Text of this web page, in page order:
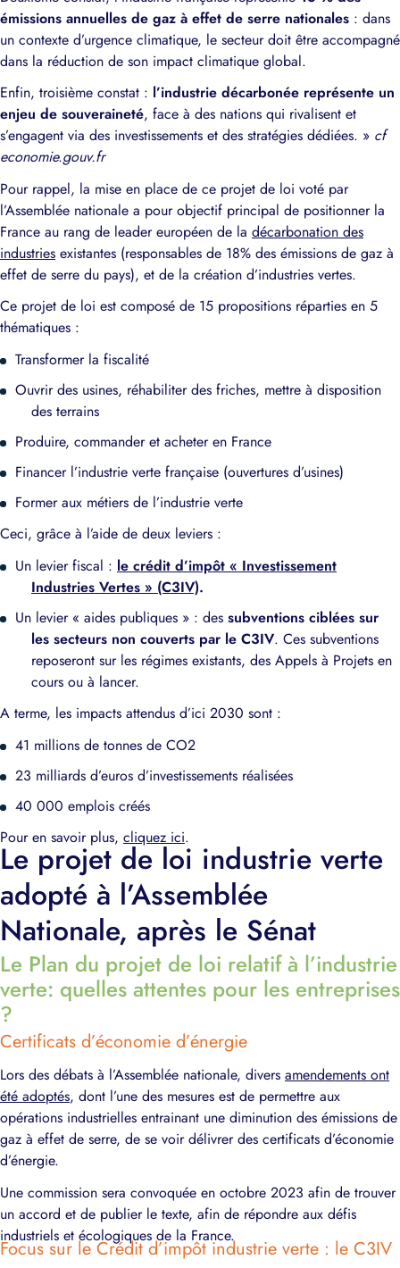
émissions annuelles de gaz à effet de serre nationales : dans
un contexte d’urgence climatique, le secteur doit être accompagné
dans la réduction de son impact climatique global.
Enfin, troisième constat : l’industrie décarbonée représente un
enjeu de souveraineté, face à des nations qui rivalisent et
s’engagent via des investissements et des stratégies dédiées. » cf
economie.gouv.fr
Pour rappel, la mise en place de ce projet de loi voté par
l’Assemblée nationale a pour objectif principal de positionner la
France au rang de leader européen de la décarbonation des
industries existantes (responsables de 18% des émissions de gaz à
effet de serre du pays), et de la création d’industries vertes.
Ce projet de loi est composé de 15 propositions réparties en 5
thématiques :
Transformer la fiscalité
Ouvrir des usines, réhabiliter des friches, mettre à disposition
des terrains
Produire, commander et acheter en France
Financer l’industrie verte française (ouvertures d’usines)
Former aux métiers de l’industrie verte
Ceci, grâce à l’aide de deux leviers :
Un levier fiscal : le crédit d’impôt « Investissement
Industries Vertes » (C3IV).
Un levier « aides publiques » : des subventions ciblées sur
les secteurs non couverts par le C3IV. Ces subventions
reposeront sur les régimes existants, des Appels à Projets en
cours ou à lancer.
A terme, les impacts attendus d’ici 2030 sont :
41 millions de tonnes de CO2
23 milliards d’euros d’investissements réalisées
40 000 emplois créés
Pour en savoir plus, cliquez ici.
Le projet de loi industrie verte
adopté à l’Assemblée
Nationale, après le Sénat
Le Plan du projet de loi relatif à l’industrie
verte: quelles attentes pour les entreprises
?
Certificats d’économie d’énergie
Lors des débats à l’Assemblée nationale, divers amendements ont
été adoptés, dont l’une des mesures est de permettre aux
opérations industrielles entrainant une diminution des émissions de
gaz à effet de serre, de se voir délivrer des certificats d’économie
d’énergie.
Une commission sera convoquée en octobre 2023 afin de trouver
un accord et de publier le texte, afin de répondre aux défis
industriels et écologiques de la France.
Focus sur le Crédit d’impôt industrie verte : le C3IV